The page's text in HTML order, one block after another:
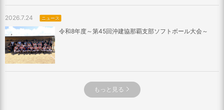
2026.7.24 ニュース
令和8年度～第45回沖建協那覇支部ソフトボール大会～
もっと見る